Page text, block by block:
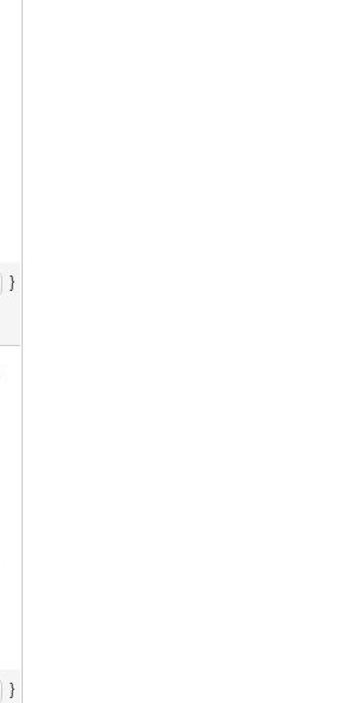
}
}